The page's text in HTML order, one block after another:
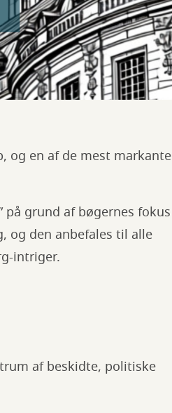
og en af de mest markante
på grund af bøgernes fokus
og den anbefales til alle
intriger.
af beskidte, politiske